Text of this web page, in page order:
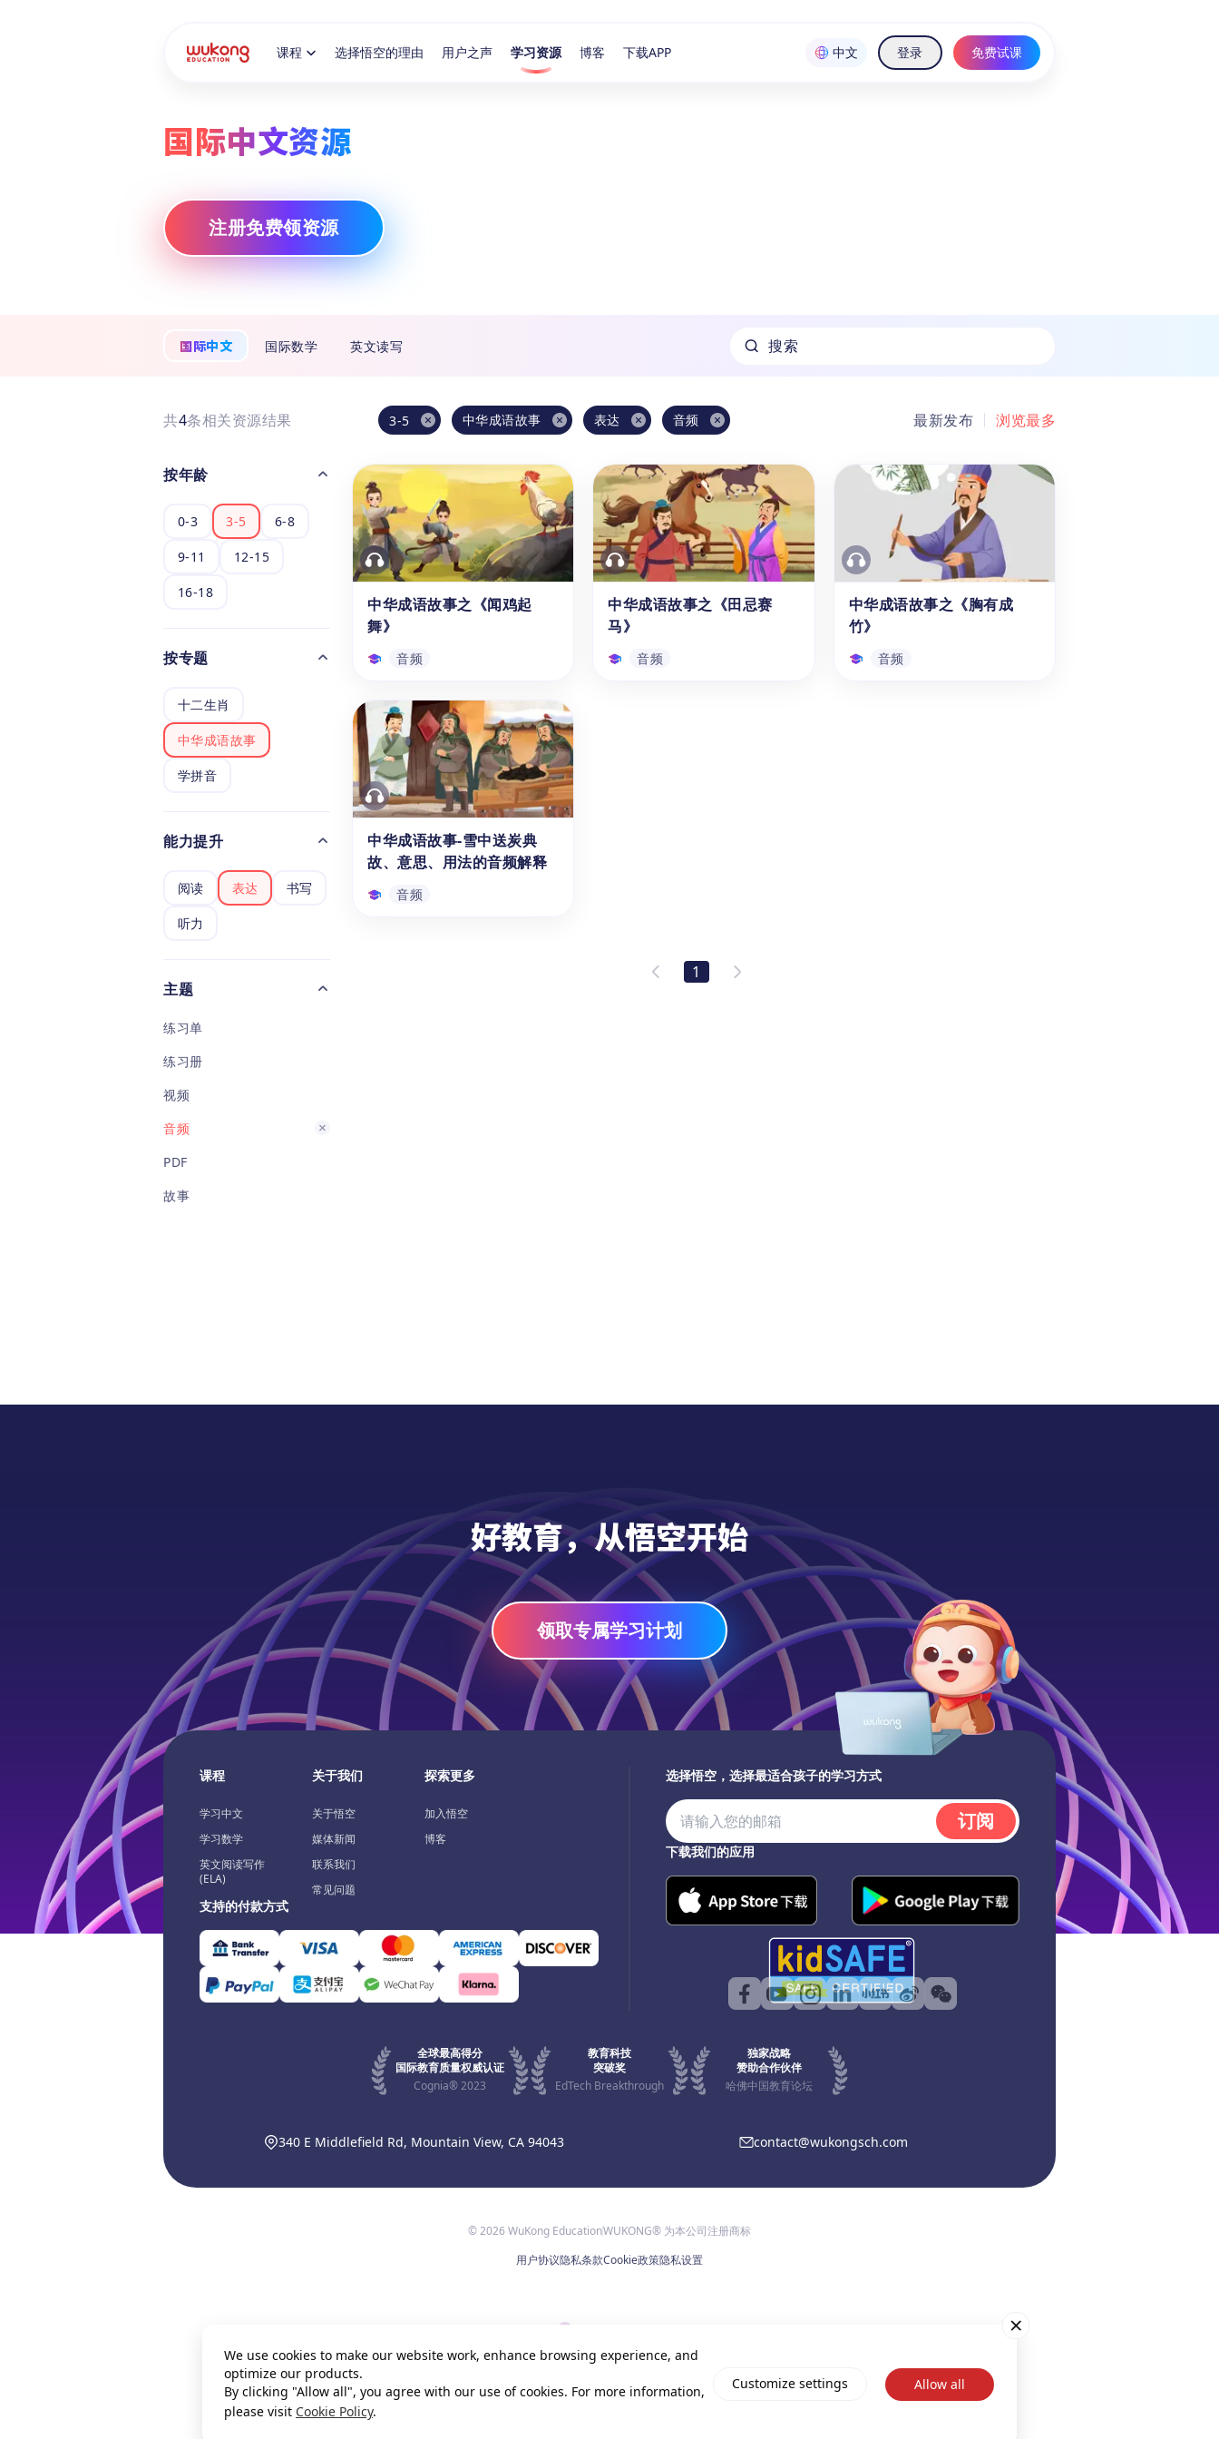
课程 选择悟空的理由 用户之声 学习资源 博客 下载APP 中文 登录 免费试课
国际中文资源
注册免费领资源
国际中文 国际数学 英文读写 搜索
共4条相关资源结果 3-5 中华成语故事 表达 音频 最新发布 浏览最多
按年龄
0-3 3-5 6-8
9-11 12-15
16-18
按专题
十二生肖
中华成语故事
学拼音
能力提升
阅读 表达 书写
听力
主题
练习单
练习册
视频
音频
PDF
故事
中华成语故事之《闻鸡起
舞》
音频
中华成语故事之《闻鸡起
舞》
通过学习《中华成语故事|闻鸡
起舞的音频解析》，年龄为3-8
岁的学前至1-3年级的孩子或学
生可以了解成语“闻鸡起舞”的含
义和故事由来。通过故事主人公
祖替的成长经历，孩子们也会学
习到强调了持之以恒、坚持不懈
的精神和远大的理想对于实现梦
音频
中华成语故事之《田忌赛
马》
音频
中华成语故事之《胸有成
竹》
音频
中华成语故事-雪中送炭典
故、意思、用法的音频解释
音频
1
好教育，从悟空开始
领取专属学习计划
课程
学习中文
学习数学
英文阅读写作
(ELA)
关于我们
关于悟空
媒体新闻
联系我们
常见问题
探索更多
加入悟空
博客
支持的付款方式
选择悟空，选择最适合孩子的学习方式
订阅
下载我们的应用
全球最高得分
国际教育质量权威认证
Cognia® 2023
教育科技
突破奖
EdTech Breakthrough
独家战略
赞助合作伙伴
哈佛中国教育论坛
340 E Middlefield Rd, Mountain View, CA 94043 contact@wukongsch.com
© 2026 WuKong EducationWUKONG® 为本公司注册商标
用户协议隐私条款Cookie政策隐私设置
We use cookies to make our website work, enhance browsing experience, and
optimize our products.
By clicking "Allow all", you agree with our use of cookies. For more information,
please visit Cookie Policy.
Customize settings Allow all